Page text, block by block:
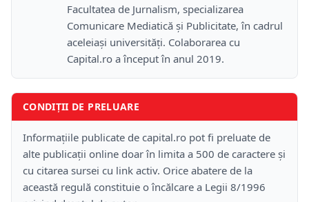
Facultatea de Jurnalism, specializarea
Comunicare Mediatică și Publicitate, în cadrul
aceleiași universități. Colaborarea cu
Capital.ro a început în anul 2019.
CONDIȚII DE PRELUARE
Informațiile publicate de capital.ro pot fi preluate de
alte publicații online doar în limita a 500 de caractere și
cu citarea sursei cu link activ. Orice abatere de la
această regulă constituie o încălcare a Legii 8/1996